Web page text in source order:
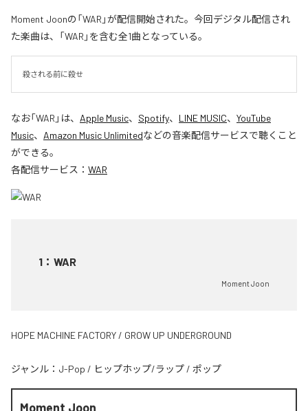
Moment Joonの「WAR」が配信開始された。今回デジタル配信され
た楽曲は、「WAR」を含む全1曲となっている。
殺される前に殺せ
なお「WAR 」は、 Apple Music、 Spotify、 LINE MUSIC、 YouTube
Music、 Amazon Music Unlimitedなどの音楽配信サービスで聴くこと
ができる。
各配信サービス： WAR
1 ： WAR
Moment Joon
HOPE MACHINE FACTORY / GROW UP UNDERGROUND
ジャンル： J-Pop / ヒップホップ/ラップ / ポップ
Moment Joon